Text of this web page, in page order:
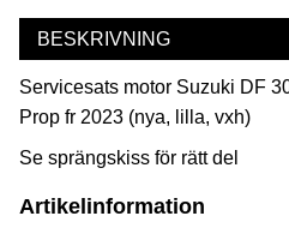
BESKRIVNING
Servicesats motor Suzuki DF
Prop fr 2023 (nya, lilla, vxh)
Se sprängskiss för rätt del
Artikelinformation